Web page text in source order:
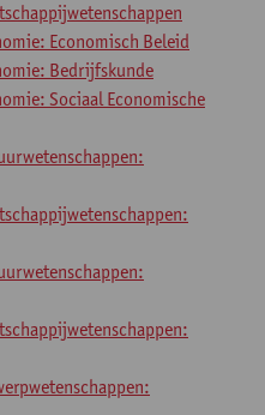
Economisch Beleid
Bedrijfskunde
Sociaal Economische